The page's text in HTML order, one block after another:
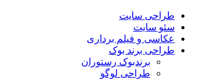
طراحی سایت
سئو سایت
عکاسی و فیلم برداری
طراحی برند بوک
برندبوک رستوران
طراحی لوگو